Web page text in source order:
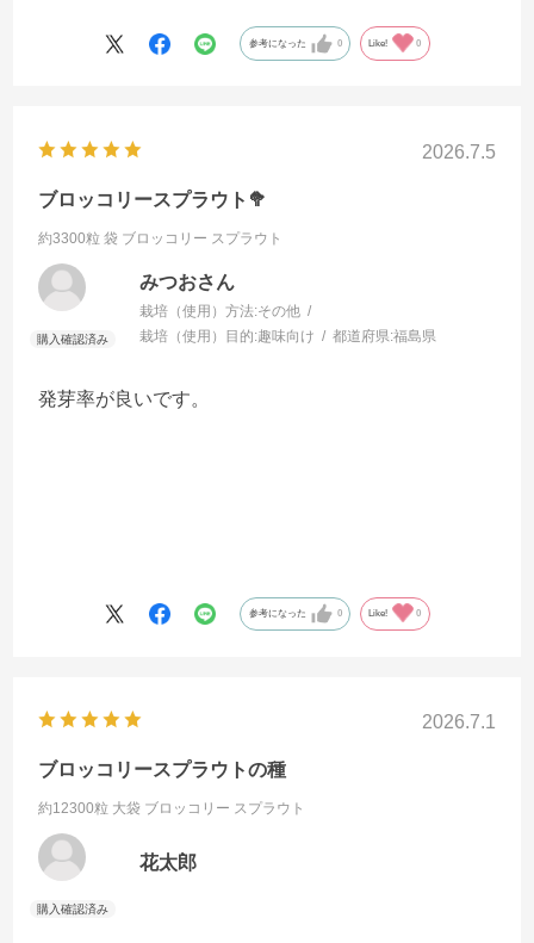
参考になった 0 Like! 0
2026.7.5
ブロッコリースプラウト🥦
約3300粒 袋 ブロッコリー スプラウト
みつおさん
栽培（使用）方法:その他
栽培（使用）目的:趣味向け 都道府県:福島県
発芽率が良いです。
参考になった 0 Like! 0
2026.7.1
ブロッコリースプラウトの種
約12300粒 大袋 ブロッコリー スプラウト
花太郎